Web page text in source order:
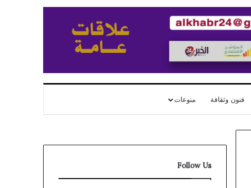
فنون وثقافة منوعات
Follow Us